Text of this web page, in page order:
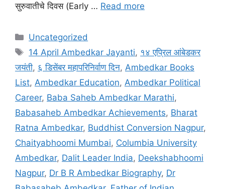
सुरुवातीचे दिवस (Early … Read more
Categories
Uncategorized
Tags
14 April Ambedkar Jayanti, १४ एप्रिल आंबेडकर
जयंती, ६ डिसेंबर महापरिनिर्वाण दिन, Ambedkar Books
List, Ambedkar Education, Ambedkar Political
Career, Baba Saheb Ambedkar Marathi,
Babasaheb Ambedkar Achievements, Bharat
Ratna Ambedkar, Buddhist Conversion Nagpur,
Chaityabhoomi Mumbai, Columbia University
Ambedkar, Dalit Leader India, Deekshabhoomi
Nagpur, Dr B R Ambedkar Biography, Dr